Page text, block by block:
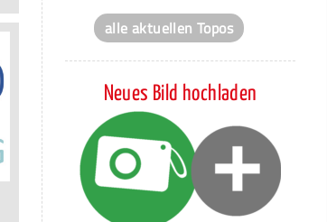
alle aktuellen Topos
Neues Bild hochladen